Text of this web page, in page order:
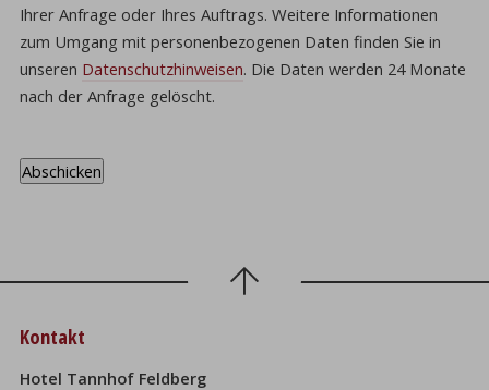
Ihrer Anfrage oder Ihres Auftrags.Weitere Informationen
zum Umgang mit personenbezogenen Daten finden Sie in
unseren Datenschutzhinweisen. Die Daten werden 24 Monate
nach der Anfrage gelöscht.
Kontakt
Hotel Tannhof Feldberg